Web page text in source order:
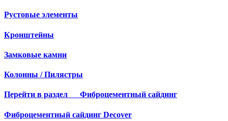
Рустовые элементы
Кронштейны
Замковые камни
Колонны / Пилястры
Перейти в раздел Фиброцементный сайдинг
Фиброцементный сайдинг Decover